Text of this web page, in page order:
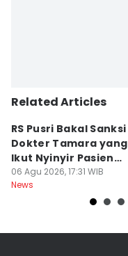
Related Articles
RS Pusri Bakal Sanksi
Dokter Tamara yang
Ikut Nyinyir Pasien
Yurizal
06 Agu 2026, 17:31 WIB
News